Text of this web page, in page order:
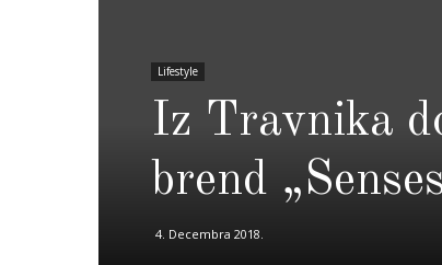
Lifestyle
Iz Travnika
brend
4. Decembra 2018.